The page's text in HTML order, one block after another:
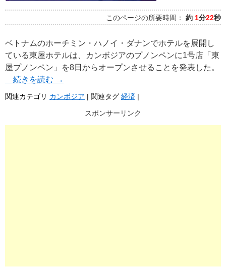
このページの所要時間： 約 1分22秒
ベトナムのホーチミン・ハノイ・ダナンでホテルを展開し
ている東屋ホテルは、カンボジアのプノンペンに1号店「東
屋プノンペン」を8日からオープンさせることを発表した。
続きを読む →
関連カテゴリ カンボジア | 関連タグ 経済 |
スポンサーリンク